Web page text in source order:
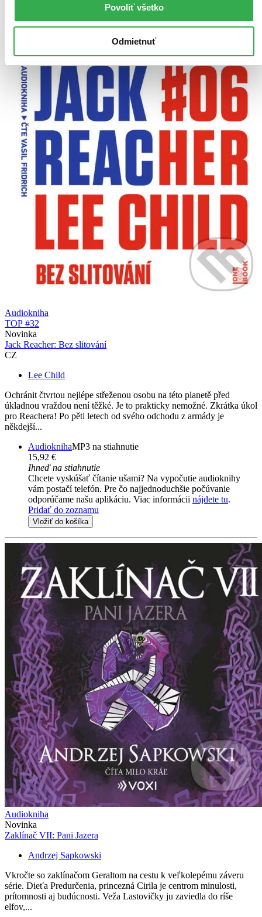
Povoliť všetko
Odmietnuť
Vložiť do košíka
Audiokniha
TOP #32
Novinka
Jack Reacher: Bez slitování
CZ
Lee Child
Ochránit čtvrtou nejlépe střeženou osobu na této planetě před
úkladnou vraždou není těžké. Je to prakticky nemožné. Zkrátka úkol
pro Reachera! Po pěti letech od svého odchodu z armády je
někdejší...
AudioknihaMP3 na stiahnutie
15,92 €
Ihneď na stiahnutie
Chcete vyskúšať čítanie ušami? Na vypočutie audioknihy
vám postačí telefón. Pre čo najjednoduchšie počúvanie
odporúčame našu aplikáciu. Viac informácii nájdete tu.
Pridať do zoznamu
Vložiť do košíka
Audiokniha
Novinka
Zaklínač VII: Pani Jazera
Andrzej Sapkowski
Vkročte so zaklínačom Geraltom na cestu k veľkolepému záveru
série. Dieťa Predurčenia, princezná Cirila je centrom minulosti,
prítomnosti aj budúcnosti. Veža Lastovičky ju zaviedla do ríše
elfov,...